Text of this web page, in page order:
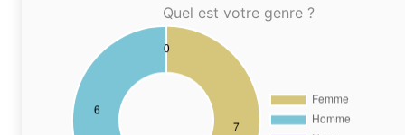
Quel est votre genre ?